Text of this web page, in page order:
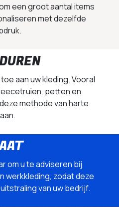
een groot aantal items
met dezelfde
aan uw kleding. Vooral
petten en
methode van harte
aan.
om u te adviseren bij
werkkleding, zodat deze
van uw bedrijf.